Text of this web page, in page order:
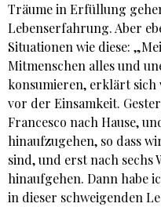
Träume in Erfüllung
Lebenserfahrung. Aber
Situationen wie diese:
Mitmenschen alles und
konsumieren, erklärt sich
vor der Einsamkeit.
Francesco nach Hause,
hinaufzugehen, so dass
sind, und erst nach sechs
hinaufgehen. Dann habe
in dieser schweigenden